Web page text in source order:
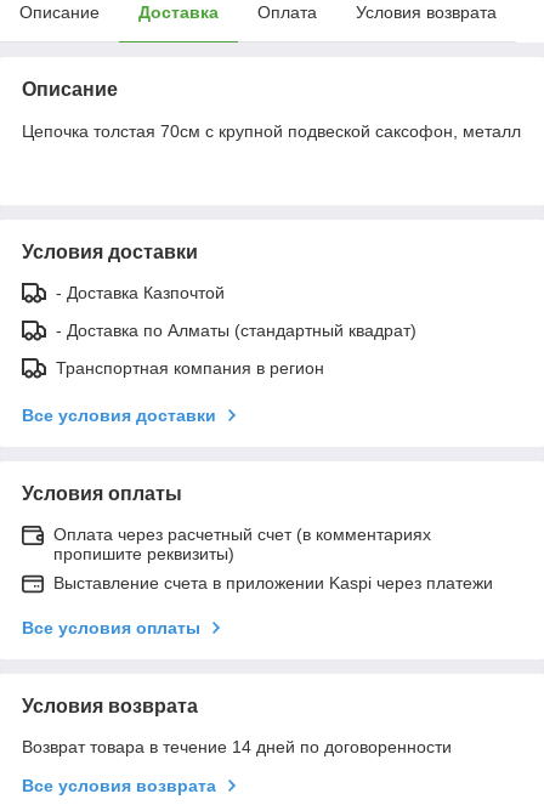
Описание Доставка Оплата Условия возврата
Описание
Цепочка толстая 70см с крупной подвеской саксофон, металл
Условия доставки
- Доставка Казпочтой
- Доставка по Алматы (стандартный квадрат)
Транспортная компания в регион
Все условия доставки
Условия оплаты
Оплата через расчетный счет (в комментариях
пропишите реквизиты)
Выставление счета в приложении Kaspi через платежи
Все условия оплаты
Условия возврата
Возврат товара в течение 14 дней по договоренности
Все условия возврата